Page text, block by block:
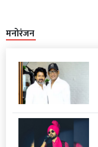
मनोरंजन